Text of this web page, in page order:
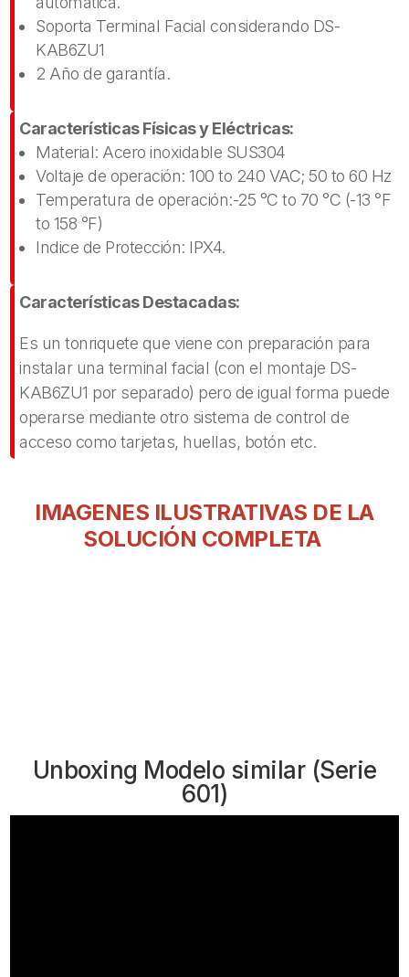
Soporta Terminal Facial considerando DS-
KAB6ZU1
2 Año de garantía.
Características Físicas y Eléctricas:
Material: Acero inoxidable SUS304
Voltaje de operación: 100 to 240 VAC; 50 to 60 Hz
Temperatura de operación:-25 °C to 70 °C (-13 °F
to 158 °F)
Indice de Protección: IPX4.
Características Destacadas:
Es un tonriquete que viene con preparación para
instalar una terminal facial (con el montaje DS-
KAB6ZU1 por separado) pero de igual forma puede
operarse mediante otro sistema de control de
acceso como tarjetas, huellas, botón etc.
IMAGENES ILUSTRATIVAS DE LA
SOLUCIÓN COMPLETA
Unboxing Modelo similar (Serie
601)